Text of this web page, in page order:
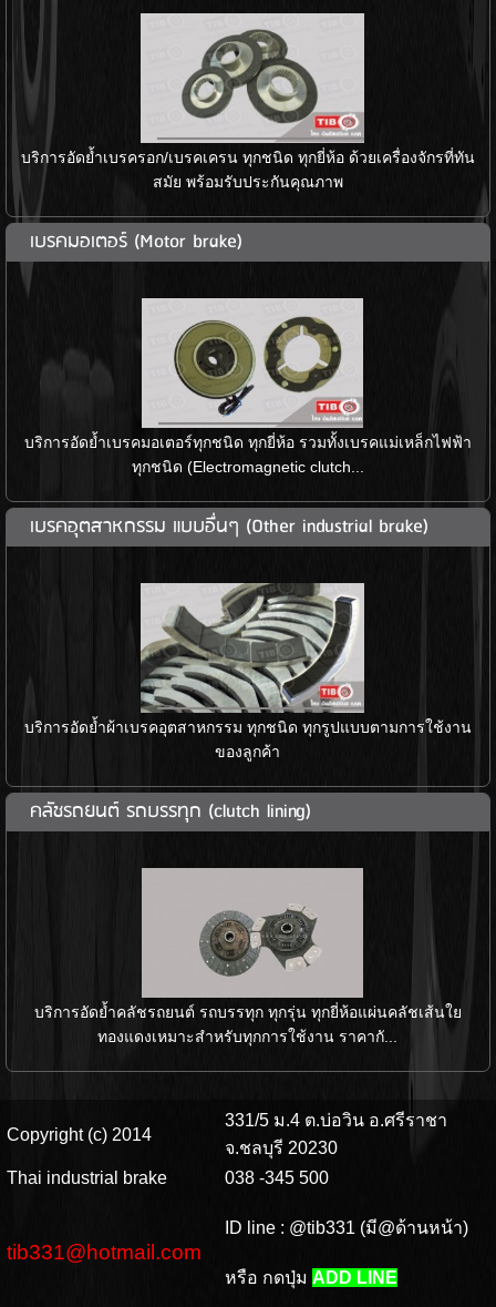
บริการอัดย้ำเบรครอก/เบรคเครน ทุกชนิด ทุกยี่ห้อ ด้วยเครื่องจักรที่ทัน
สมัย พร้อมรับประกันคุณภาพ
เบรคมอเตอร์ (Motor brake)
บริการอัดย้ำเบรคมอเตอร์ทุกชนิด ทุกยี่ห้อ รวมทั้งเบรคแม่เหล็กไฟฟ้า
ทุกชนิด (Electromagnetic clutch...
เบรคอุตสาหกรรม แบบอื่นๆ (Other industrial brake)
บริการอัดย้ำผ้าเบรคอุตสาหกรรม ทุกชนิด ทุกรูปแบบตามการใช้งาน
ของลูกค้า
คลัชรถยนต์ รถบรรทุก (clutch lining)
บริการอัดย้ำคลัชรถยนต์ รถบรรทุก ทุกรุ่น ทุกยี่ห้อแผ่นคลัชเส้นใย
ทองแดงเหมาะสำหรับทุกการใช้งาน ราคากั...
Copyright (c) 2014
331/5 ม.4 ต.บ่อวิน อ.ศรีราชา
จ.ชลบุรี 20230
Thai industrial brake
038 -345 500
tib331@hotmail.com
ID line : @tib331 (มี@ด้านหน้า)
หรือ กดปุ่ม ADD LINE